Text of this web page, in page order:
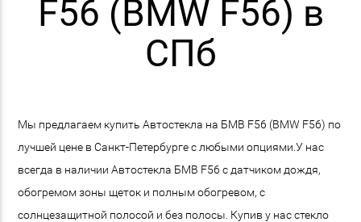
F56 (BMW F56) в
СПб
Мы предлагаем купить Автостекла на БМВ F56 (BMW F56) по
лучшей цене в Санкт-Петербурге с любыми опциями.У нас
всегда в наличии Автостекла БМВ F56 с датчиком дождя,
обогремом зоны щеток и полным обогревом, с
солнцезащитной полосой и без полосы. Купив у нас стекло